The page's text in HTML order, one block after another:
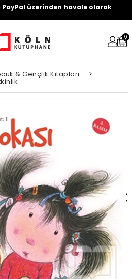
üzerinden havale olarak
0
& Gençlik Kitapları >
‹
›